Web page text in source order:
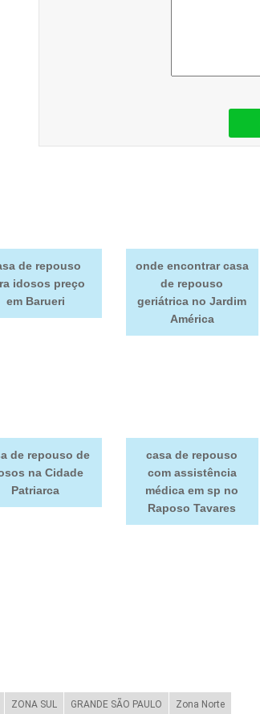
de repouso
idosos preço
em Barueri
onde encontrar casa
de repouso
geriátrica no Jardim
América
de repouso de
na Cidade
Patriarca
casa de repouso
com assistência
médica em sp no
Raposo Tavares
ZONA SUL GRANDE SÃO PAULO Zona Norte